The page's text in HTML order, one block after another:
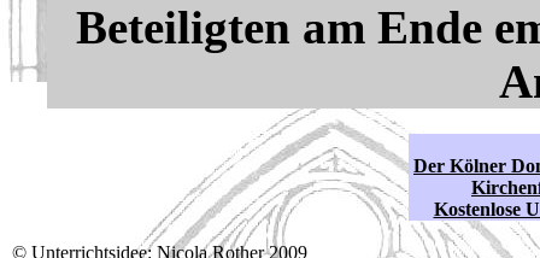
Beteiligten am Ende
Der Kölner
Kostenlose
© Unterrichtsidee: Nicola Rother 2009